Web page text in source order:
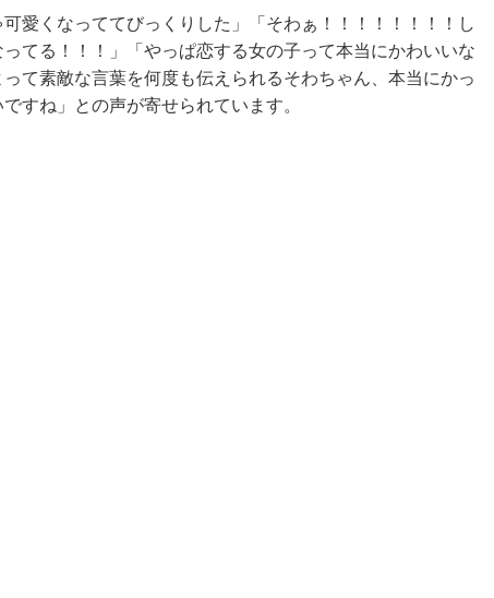
愛くなっててびっくりした」「そわぁ！！！！！！！！し
てる！！！」「やっぱ恋する女の子って本当にかわいいな
て素敵な言葉を何度も伝えられるそわちゃん、本当にかっ
すね」との声が寄せられています。